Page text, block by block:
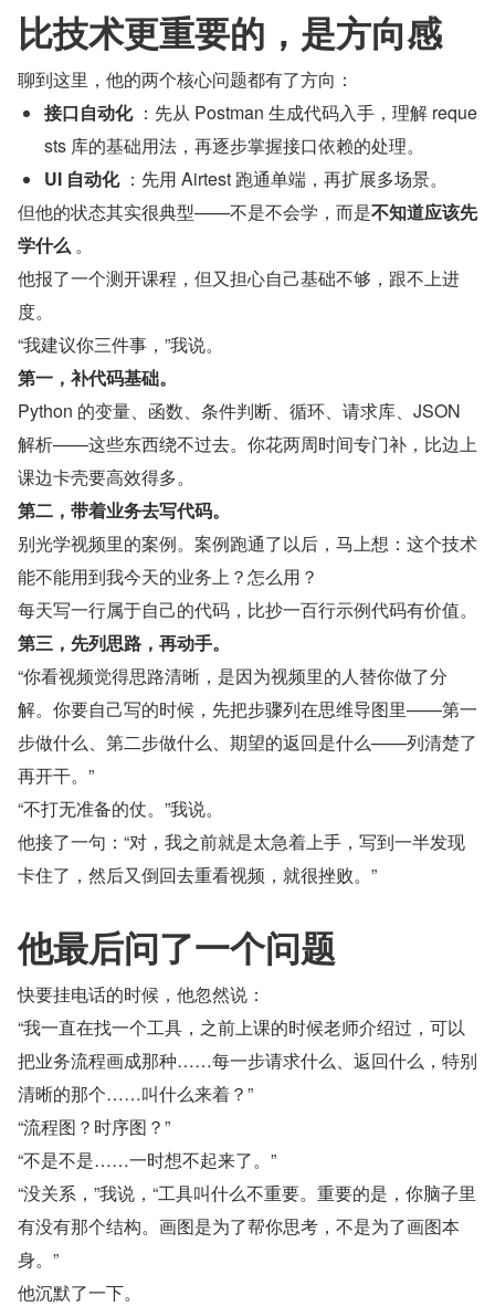
比技术更重要的，是方向感
聊到这里，他的两个核心问题都有了方向：
接口自动化 ：先从 Postman 生成代码入手，理解 reque
sts 库的基础用法，再逐步掌握接口依赖的处理。
UI 自动化 ：先用 Airtest 跑通单端，再扩展多场景。
但他的状态其实很典型——不是不会学，而是不知道应该先
学什么 。
他报了一个测开课程，但又担心自己基础不够，跟不上进
度。
“我建议你三件事，”我说。
第一，补代码基础。
Python 的变量、函数、条件判断、循环、请求库、JSON
解析——这些东西绕不过去。你花两周时间专门补，比边上
课边卡壳要高效得多。
第二，带着业务去写代码。
别光学视频里的案例。案例跑通了以后，马上想：这个技术
能不能用到我今天的业务上？怎么用？
每天写一行属于自己的代码，比抄一百行示例代码有价值。
第三，先列思路，再动手。
“你看视频觉得思路清晰，是因为视频里的人替你做了分
解。你要自己写的时候，先把步骤列在思维导图里——第一
步做什么、第二步做什么、期望的返回是什么——列清楚了
再开干。”
“不打无准备的仗。”我说。
他接了一句：“对，我之前就是太急着上手，写到一半发现
卡住了，然后又倒回去重看视频，就很挫败。”
他最后问了一个问题
快要挂电话的时候，他忽然说：
“我一直在找一个工具，之前上课的时候老师介绍过，可以
把业务流程画成那种……每一步请求什么、返回什么，特别
清晰的那个……叫什么来着？”
“流程图？时序图？”
“不是不是……一时想不起来了。”
“没关系，”我说，“工具叫什么不重要。重要的是，你脑子里
有没有那个结构。画图是为了帮你思考，不是为了画图本
身。”
他沉默了一下。